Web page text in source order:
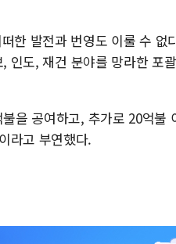
한 발전과 번영도 이룰 수
도, 재건 분야를 망라한 포
을 공여하고, 추가로 20억불
라고 부연했다.